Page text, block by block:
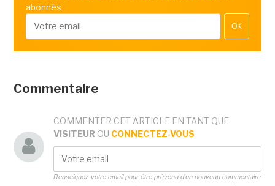
abonnés
OK
Commentaire
COMMENTER CET ARTICLE EN TANT QUE
VISITEUR OU CONNECTEZ-VOUS
Renseignez votre email pour être prévenu d'un nouveau commentaire